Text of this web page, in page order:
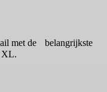
met de belangrijkste
XL.